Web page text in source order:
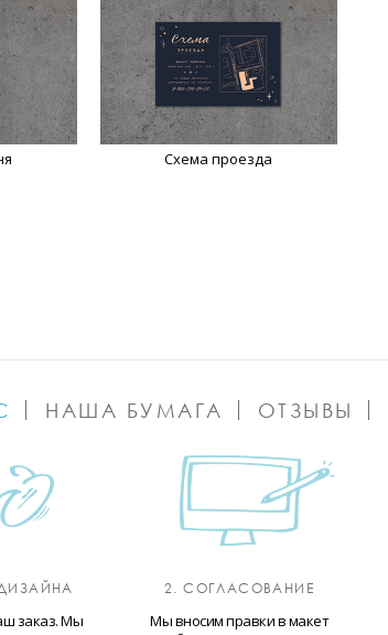
Схема проезда
НАША БУМАГА ОТЗЫВЫ
заказ. Мы
2. СОГЛАСОВАНИЕ
Мы вносим правки в макет